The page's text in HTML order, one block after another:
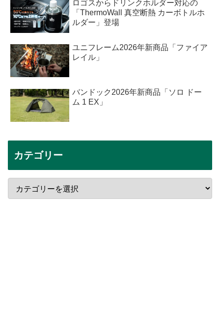
ロゴスからドリンクホルダー対応の
「ThermoWall 真空断熱 カーボトルホ
ルダー」登場
ユニフレーム2026年新商品「ファイア
レイル」
バンドック2026年新商品「ソロ ドー
ム 1 EX」
カテゴリー